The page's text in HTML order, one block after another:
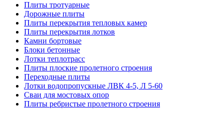
Плиты тротуарные
Дорожные плиты
Плиты перекрытия тепловых камер
Плиты перекрытия лотков
Камни бортовые
Блоки бетонные
Лотки теплотрасс
Плиты плоские пролетного строения
Переходные плиты
Лотки водопропускные ЛВК 4-5, Л 5-60
Сваи для мостовых опор
Плиты ребристые пролетного строения